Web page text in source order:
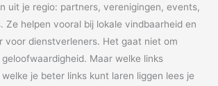
uit je regio: partners, verenigingen, events,
Ze helpen vooral bij lokale vindbaarheid en
voor dienstverleners. Het gaat niet om
Maar welke links
je beter links kunt laren liggen lees je